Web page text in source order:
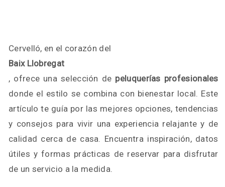
Cervelló, en el corazón del
Baix Llobregat
, ofrece una selección de peluquerías profesionales
donde el estilo se combina con bienestar local. Este
artículo te guía por las mejores opciones, tendencias
y consejos para vivir una experiencia relajante y de
calidad cerca de casa. Encuentra inspiración, datos
útiles y formas prácticas de reservar para disfrutar
de un servicio a la medida.